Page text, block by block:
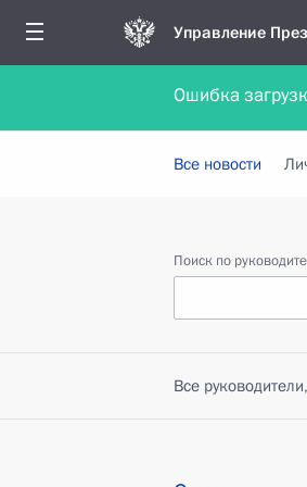
Управление
Обратиться в
Все новости
Поиск по
Все
Ошибка